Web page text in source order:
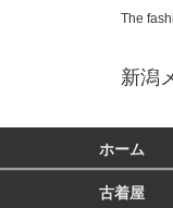
The
新潟
ホーム
古着屋